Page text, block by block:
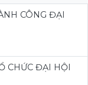
CÔNG ĐẠI
CHỨC ĐẠI HỘI